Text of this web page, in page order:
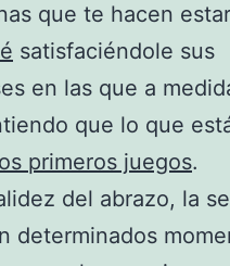
que te hacen
satisfaciéndole sus
en las que a
que lo que
primeros juegos.
del abrazo, la
determinados